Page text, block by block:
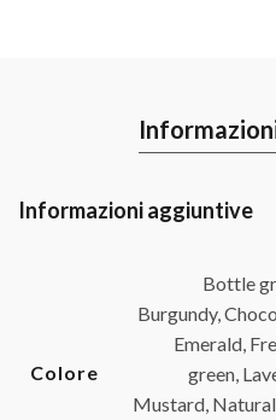
Informazioni aggiuntive
Colore
Bottle
Burgundy,
Emerald,
green,
Mustard,